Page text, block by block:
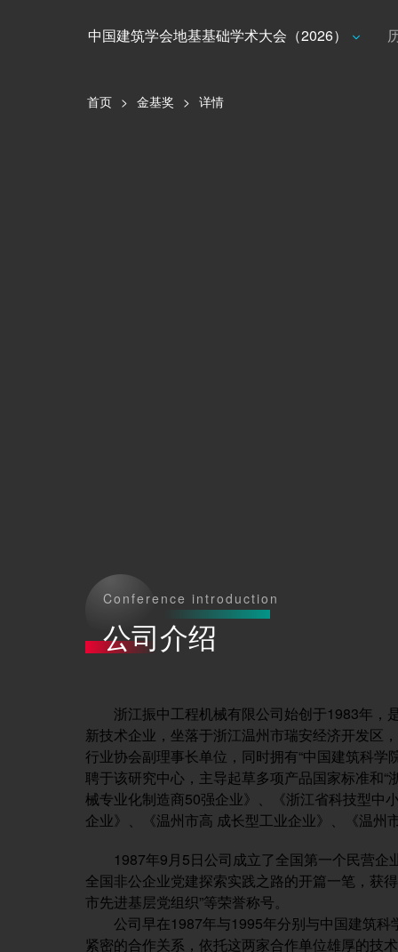
中国建筑学会地基基础学术大会（2026）
首页 > 金基奖 > 详情
Conference introduction
公司介绍
浙江振中工程机械有限公司始创于1983年，
新技术企业，坐落于浙江温州市瑞安经济开发区
行业协会副理事长单位，同时拥有“中国建筑科
聘于该研究中心，主导起草多项产品国家标准和
械专业化制造商50强企业》、《浙江省科技型中
企业》、《温州市高 成长型工业企业》、《温州
1987年9月5日公司成立了全国第一个民营企
全国非公企业党建探索实践之路的开篇一笔，获
市先进基层党组织”等荣誉称号。
公司早在1987年与1995年分别与中国建筑科
紧密的合作关系，依托这两家合作单位雄厚的技